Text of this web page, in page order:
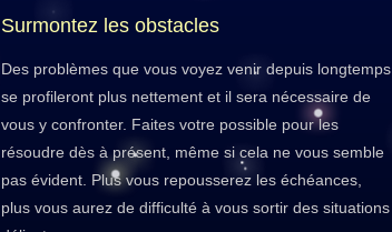
Surmontez les obstacles
Des problèmes que vous voyez venir depuis longtemps
se profileront plus nettement et il sera nécessaire de
vous y confronter. Faites votre possible pour les
résoudre dès à présent, même si cela ne vous semble
pas évident. Plus vous repousserez les échéances,
plus vous aurez de difficulté à vous sortir des situations